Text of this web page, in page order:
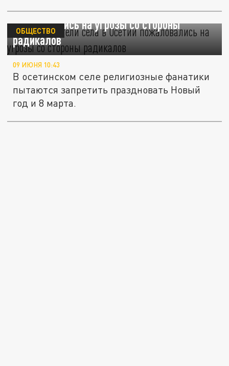
Русские жители села в Осетии
пожаловались на угрозы со стороны
радикалов
ОБЩЕСТВО
09 ИЮНЯ 10:43
В осетинском селе религиозные фанатики
пытаются запретить праздновать Новый
год и 8 марта.